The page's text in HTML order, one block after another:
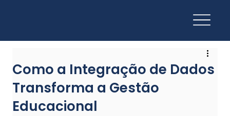
Como a Integração de Dados
Transforma a Gestão
Educacional